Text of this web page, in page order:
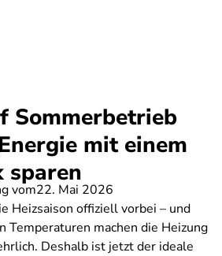
Sommerbetrieb
mit einem
sparen
vom22. Mai 2026
Heizsaison offiziell vorbei – und
Temperaturen machen die Heizung
Deshalb ist jetzt der ideale